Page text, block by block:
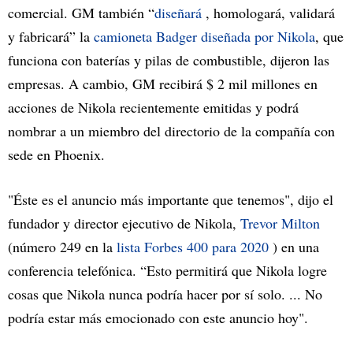
comercial. GM también “diseñará , homologará, validará
y fabricará” la camioneta Badger diseñada por Nikola, que
funciona con baterías y pilas de combustible, dijeron las
empresas. A cambio, GM recibirá $ 2 mil millones en
acciones de Nikola recientemente emitidas y podrá
nombrar a un miembro del directorio de la compañía con
sede en Phoenix.
"Éste es el anuncio más importante que tenemos", dijo el
fundador y director ejecutivo de Nikola, Trevor Milton
(número 249 en la lista Forbes 400 para 2020 ) en una
conferencia telefónica. “Esto permitirá que Nikola logre
cosas que Nikola nunca podría hacer por sí solo. ... No
podría estar más emocionado con este anuncio hoy".